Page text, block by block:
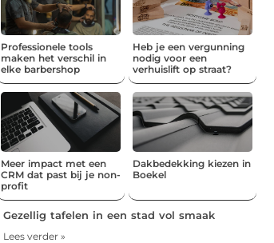
Professionele tools
maken het verschil in
elke barbershop
Heb je een vergunning
nodig voor een
verhuislift op straat?
Meer impact met een
CRM dat past bij je non-
profit
Dakbedekking kiezen in
Boekel
Gezellig tafelen in een stad vol smaak
Lees verder »